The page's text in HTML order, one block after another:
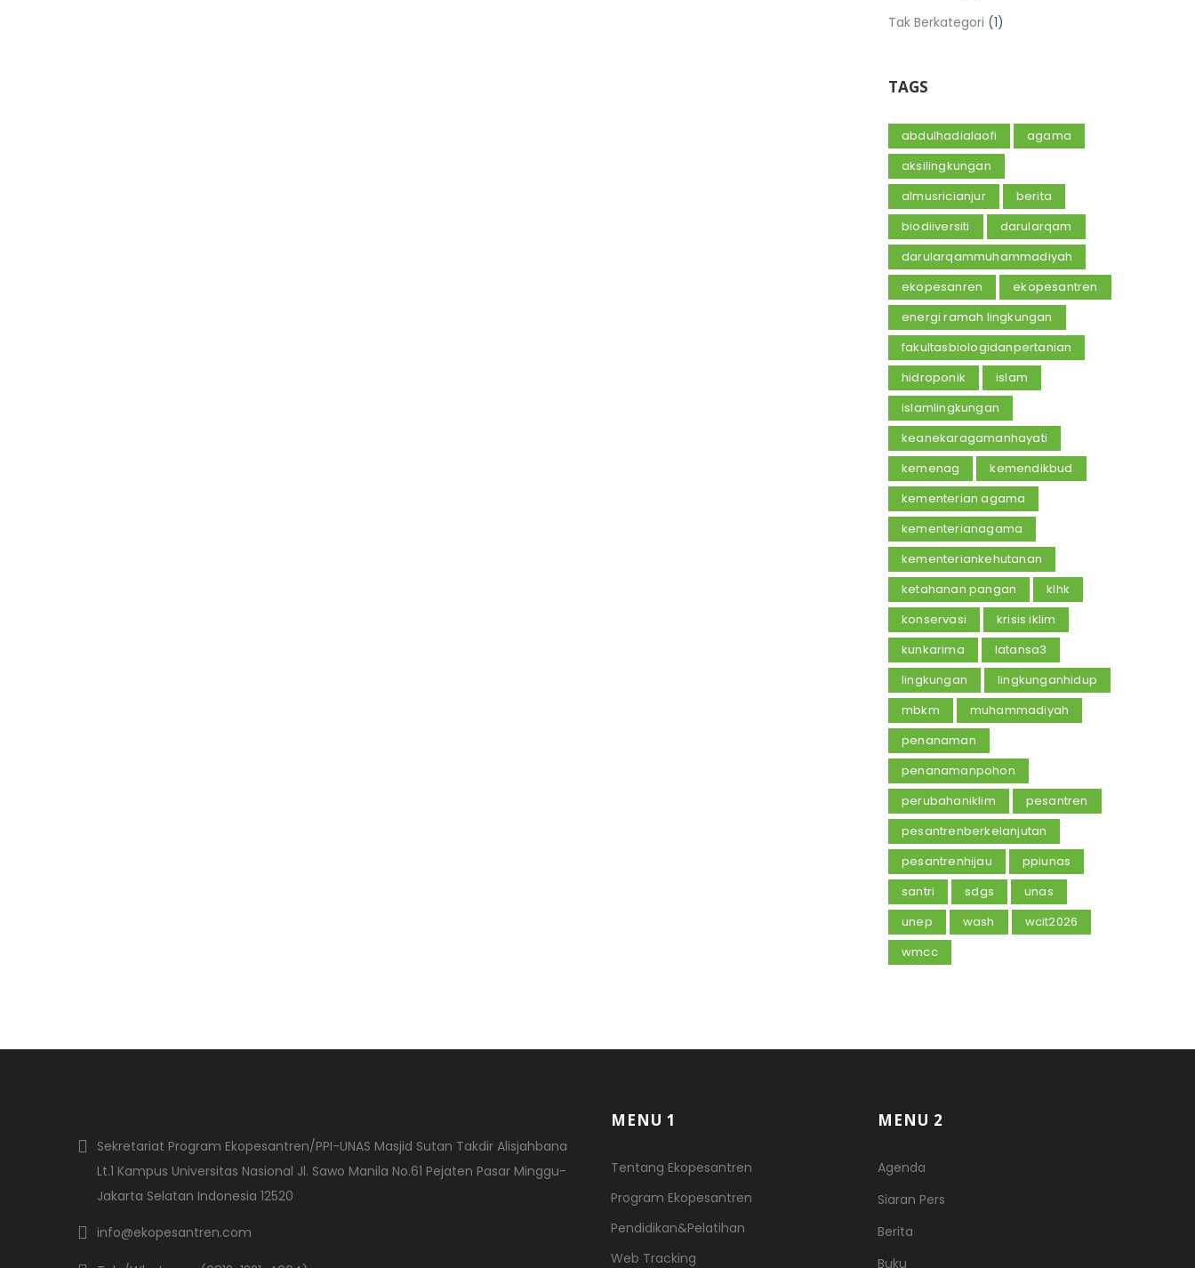
Tak Berkategori (1)
TAGS
abdulhadialaofi
agama
aksilingkungan
almusricianjur
berita
biodiiversiti
darularqam
darularqammuhammadiyah
ekopesanren
ekopesantren
energi ramah lingkungan
fakultasbiologidanpertanian
hidroponik
islam
islamlingkungan
keanekaragamanhayati
kemenag
kemendikbud
kementerian agama
kementerianagama
kementeriankehutanan
ketahanan pangan
klhk
konservasi
krisis iklim
kunkarima
latansa3
lingkungan
lingkunganhidup
mbkm
muhammadiyah
penanaman
penanamanpohon
perubahaniklim
pesantren
pesantrenberkelanjutan
pesantrenhijau
ppiunas
santri
sdgs
unas
unep
wash
wcit2026
wmcc
Sekretariat Program Ekopesantren/PPI-UNAS Masjid Sutan Takdir Alisjahbana
Lt.1 Kampus Universitas Nasional Jl. Sawo Manila No.61 Pejaten Pasar Minggu-
Jakarta Selatan Indonesia 12520
info@ekopesantren.com
MENU 1
Tentang Ekopesantren
Program Ekopesantren
Pendidikan&Pelatihan
Web Tracking
MENU 2
Agenda
Siaran Pers
Berita
Buku